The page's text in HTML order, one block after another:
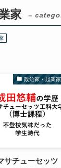
家 –
政治家・起業家
サチューセッツ